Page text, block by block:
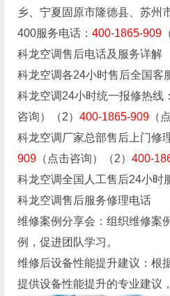
乡、宁夏固原市隆德县、苏州
400服务电话：400-1865-909
科龙空调售后电话及服务详解
科龙空调各24小时售后全国客
科龙空调24小时统一报修热线
咨询）（2）400-1865-909 （
科龙空调厂家总部售后上门修
909 （点击咨询）（2）400-
科龙空调全国人工售后24小时
科龙空调售后服务修理电话
维修案例分享会：组织维修案
例，促进团队学习。
维修后设备性能提升建议：根
提供设备性能提升的专业建议